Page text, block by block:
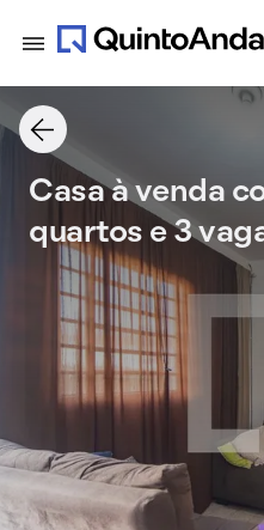
Casa à venda
quartos e 3